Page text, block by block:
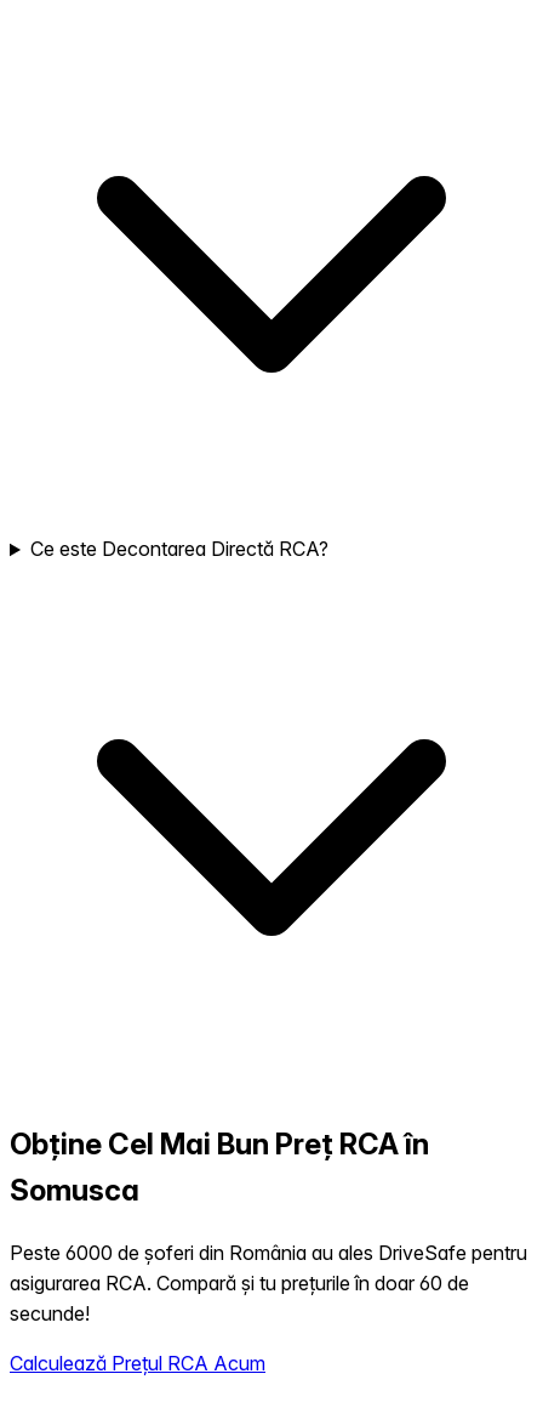
Ce este Decontarea Directă RCA?
Obține Cel Mai Bun Preț RCA în
Somusca
Peste 6000 de șoferi din România au ales DriveSafe pentru
asigurarea RCA. Compară și tu prețurile în doar 60 de
secunde!
Calculează Prețul RCA Acum